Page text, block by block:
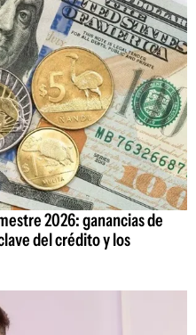
2026: ganancias de
del crédito y los